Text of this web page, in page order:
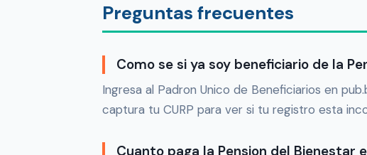
Preguntas frecuentes
Como se si ya soy beneficiario de la
Ingresa al Padron Unico de Beneficiarios en
captura tu CURP para ver si tu registro esta
Cuanto paga la Pension del Bienestar